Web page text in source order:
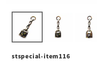
stspecial-item116